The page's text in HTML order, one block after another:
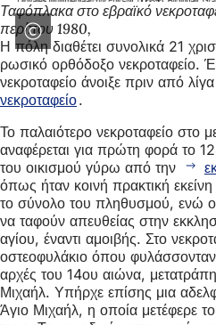
Ταφόπλακα στο εβραϊκό
περίπου 1980,
Η πόλη διαθέτει συνολικά 21
ρωσικό ορθόδοξο νεκροταφείο.
νεκροταφείο άνοιξε πριν από
νεκροταφείο.
Το παλαιότερο νεκροταφείο στο
αναφέρεται για πρώτη φορά το
του οικισμού γύρω από την
όπως ήταν κοινή πρακτική
το σύνολο του πληθυσμού, ενώ
να ταφούν απευθείας στην
αγίου, έναντι αμοιβής. Στο
οστεοφυλάκιο όπου φυλάσσονταν
αρχές του 14ου αιώνα,
Μιχαήλ. Υπήρχε επίσης μια
Άγιο Μιχαήλ, η οποία μετέφερε